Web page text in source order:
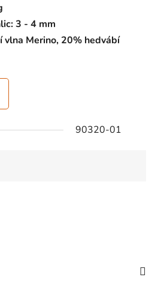
3 - 4 mm
Merino, 20% hedvábí
90320-01